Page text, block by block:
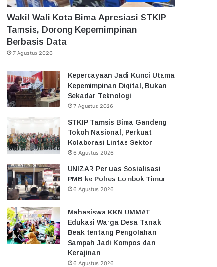
Wakil Wali Kota Bima Apresiasi STKIP
Tamsis, Dorong Kepemimpinan
Berbasis Data
7 Agustus 2026
Kepercayaan Jadi Kunci Utama
Kepemimpinan Digital, Bukan
Sekadar Teknologi
7 Agustus 2026
STKIP Tamsis Bima Gandeng
Tokoh Nasional, Perkuat
Kolaborasi Lintas Sektor
6 Agustus 2026
UNIZAR Perluas Sosialisasi
PMB ke Polres Lombok Timur
6 Agustus 2026
Mahasiswa KKN UMMAT
Edukasi Warga Desa Tanak
Beak tentang Pengolahan
Sampah Jadi Kompos dan
Kerajinan
6 Agustus 2026